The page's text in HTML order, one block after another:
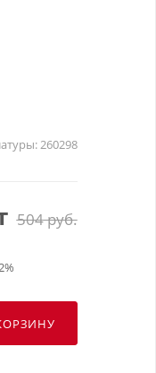
260298
504руб.